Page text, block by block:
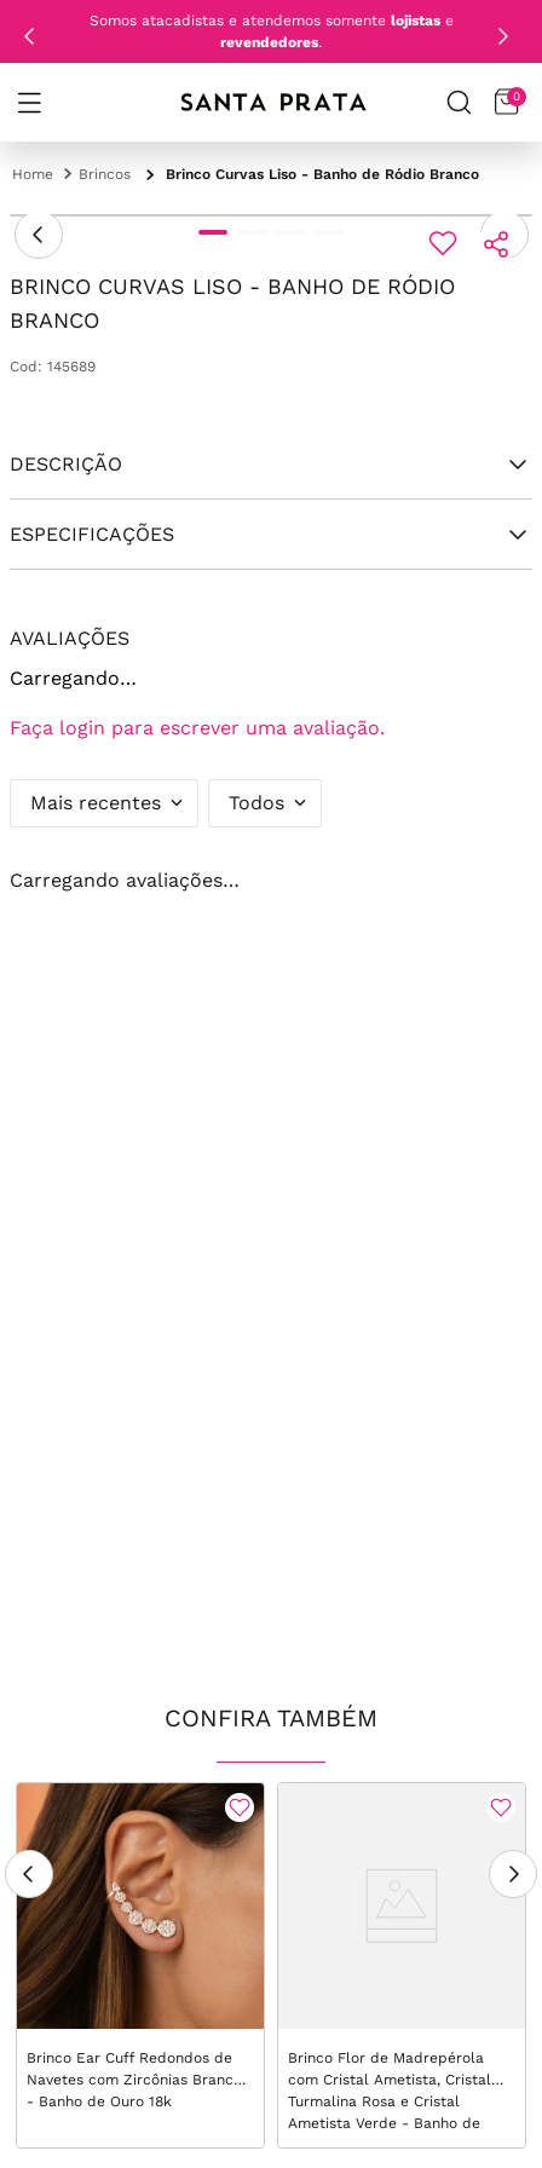
Somos atacadistas e atendemos somente lojistase
revendedores.
0
Brincos Brinco Curvas Liso - Banho de Ródio Branco
BRINCO CURVAS LISO - BANHO DE RÓDIO
BRANCO
Cod : 145689
DESCRIÇÃO
ESPECIFICAÇÕES
AVALIAÇÕES
Carregando…
Faça login para escrever uma avaliação.
Mais recentes Todos
Carregando avaliações…
CONFIRA TAMBÉM
Brinco Ear Cuff Redondos de
Navetes com Zircônias Brancas
- Banho de Ouro 18k
Brinco Flor de Madrepérola
com Cristal Ametista, Cristal
Turmalina Rosa e Cristal
Ametista Verde - Banho de
Ouro 18k